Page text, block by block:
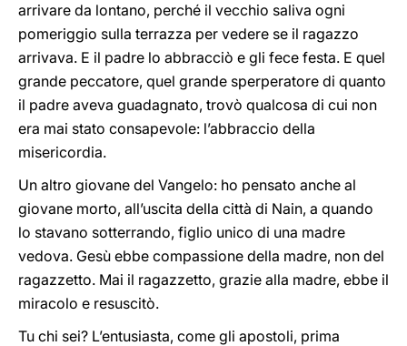
arrivare da lontano, perché il vecchio saliva ogni
pomeriggio sulla terrazza per vedere se il ragazzo
arrivava. E il padre lo abbracciò e gli fece festa. E quel
grande peccatore, quel grande sperperatore di quanto
il padre aveva guadagnato, trovò qualcosa di cui non
era mai stato consapevole: l’abbraccio della
misericordia.
Un altro giovane del Vangelo: ho pensato anche al
giovane morto, all’uscita della città di Nain, a quando
lo stavano sotterrando, figlio unico di una madre
vedova. Gesù ebbe compassione della madre, non del
ragazzetto. Mai il ragazzetto, grazie alla madre, ebbe il
miracolo e resuscitò.
Tu chi sei? L’entusiasta, come gli apostoli, prima